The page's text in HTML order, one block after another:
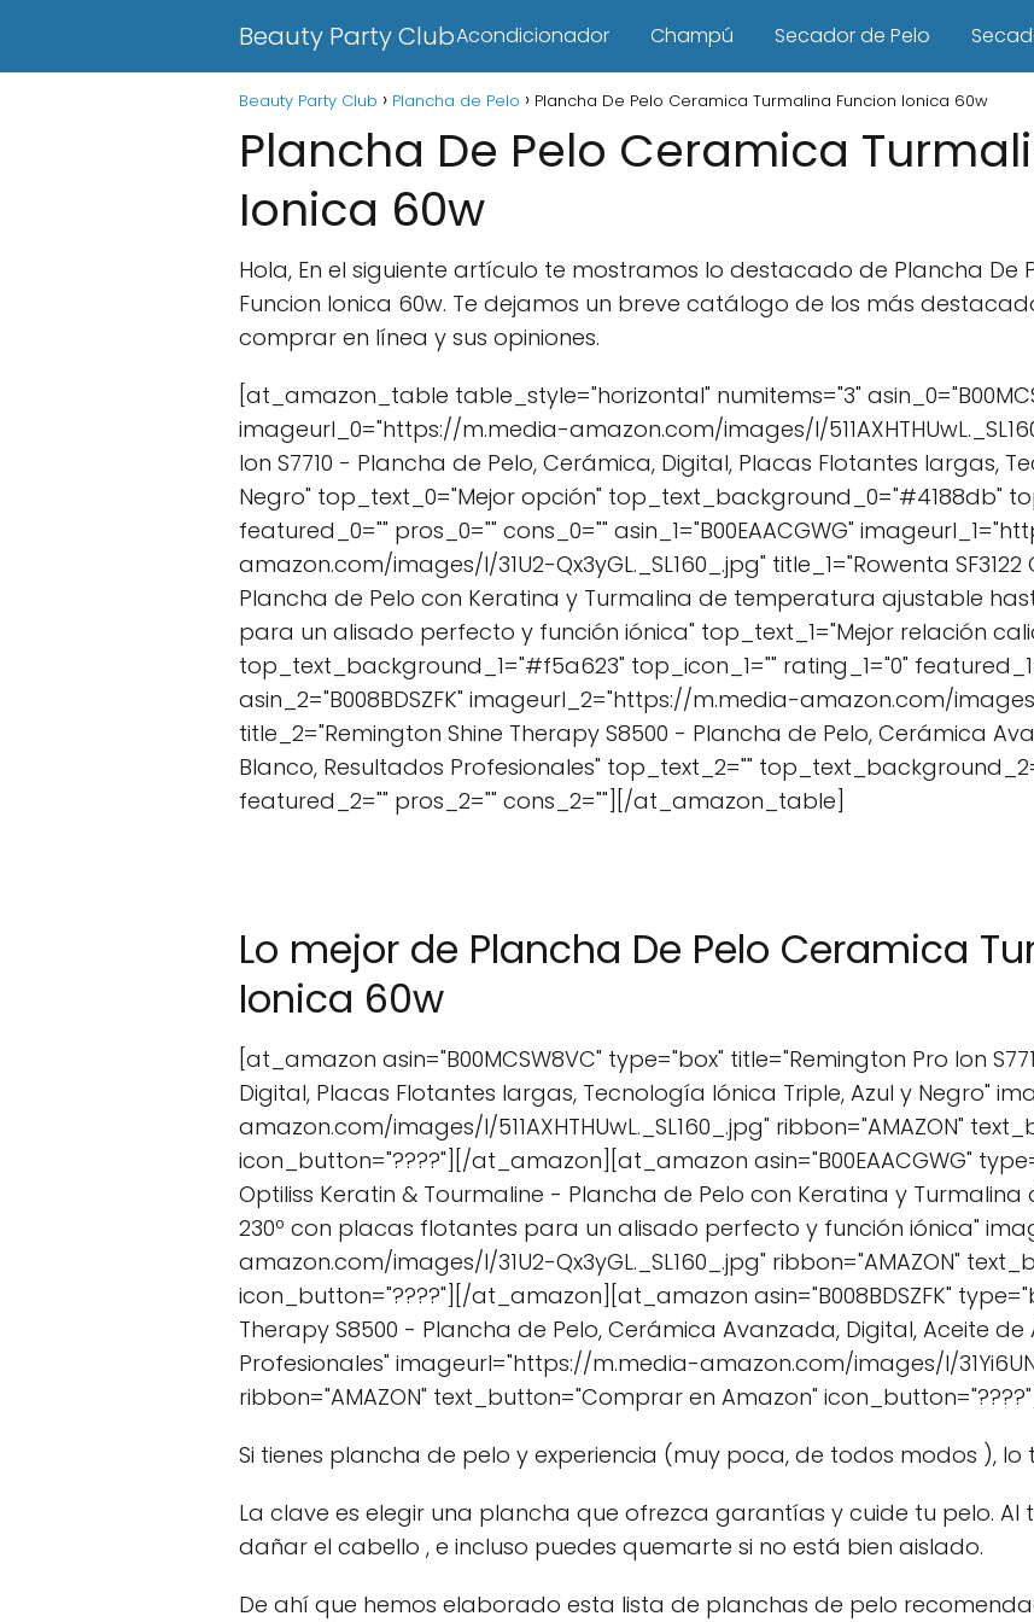
Beauty Party ClubAcondicionador Champú Secador de Pelo
Beauty Party Club Plancha de Pelo Plancha De Pelo Ceramica Turmalina Funcion Ionica 60w
Plancha De Pelo Ceramica
Ionica 60w
Hola, En el siguiente artículo te mostramos lo destacado de Plancha De
Funcion Ionica 60w. Te dejamos un breve catálogo de los más
comprar en línea y sus opiniones.
[at_amazon_table table_style="horizontal" numitems="3"
imageurl_0="https://m.media-amazon.com/images/I/
Ion S7710 - Plancha de Pelo, Cerámica, Digital, Placas Flotantes largas,
Negro" top_text_0="Mejor opción" top_text_background_0="#4188db"
featured_0="" pros_0="" cons_0="" asin_1="B00EAACGWG"
amazon.com/images/I/31U2-Qx3yGL._SL160_.jpg" title_1="Rowenta
Plancha de Pelo con Keratina y Turmalina de temperatura ajustable
para un alisado perfecto y función iónica" top_text_1="Mejor relación
top_text_background_1="#f5a623" top_icon_1="" rating_1="0"
asin_2="B008BDSZFK" imageurl_2="https://m.media-amazon.com/images/
title_2="Remington Shine Therapy S8500 - Plancha de Pelo, Cerámica
Blanco, Resultados Profesionales" top_text_2=""
featured_2="" pros_2="" cons_2=""][/at_amazon_table]
Lo mejor de Plancha De Pelo Ceramica
Ionica 60w
[at_amazon asin="B00MCSW8VC" type="box" title="Remington Pro Ion
Digital, Placas Flotantes largas, Tecnología Iónica Triple, Azul y Negro"
amazon.com/images/I/511AXHTHUwL._SL160_.jpg" ribbon="AMAZON"
icon_button="????"][/at_amazon][at_amazon asin="B00EAACGWG"
Optiliss Keratin & Tourmaline - Plancha de Pelo con Keratina y
230º con placas flotantes para un alisado perfecto y función iónica"
amazon.com/images/I/31U2-Qx3yGL._SL160_.jpg" ribbon="AMAZON"
icon_button="????"][/at_amazon][at_amazon asin="B008BDSZFK"
Therapy S8500 - Plancha de Pelo, Cerámica Avanzada, Digital, Aceite de
Profesionales" imageurl="https://m.media-amazon.com/images/I/
ribbon="AMAZON" text_button="Comprar en Amazon"
Si tienes plancha de pelo y experiencia (muy poca, de todos modos ), lo
La clave es elegir una plancha que ofrezca garantías y cuide tu pelo.
dañar el cabello , e incluso puedes quemarte si no está bien aislado.
De ahí que hemos elaborado esta lista de planchas de pelo